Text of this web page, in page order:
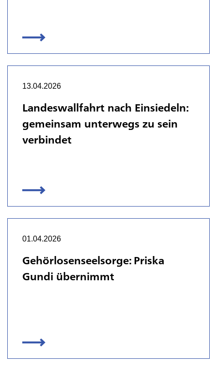
13.04.2026
Landeswallfahrt nach Einsiedeln:
gemeinsam unterwegs zu sein
verbindet
01.04.2026
Gehörlosenseelsorge: Priska
Gundi übernimmt